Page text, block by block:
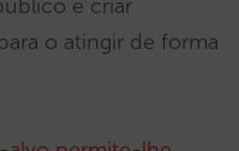
e criar
o atingir de forma